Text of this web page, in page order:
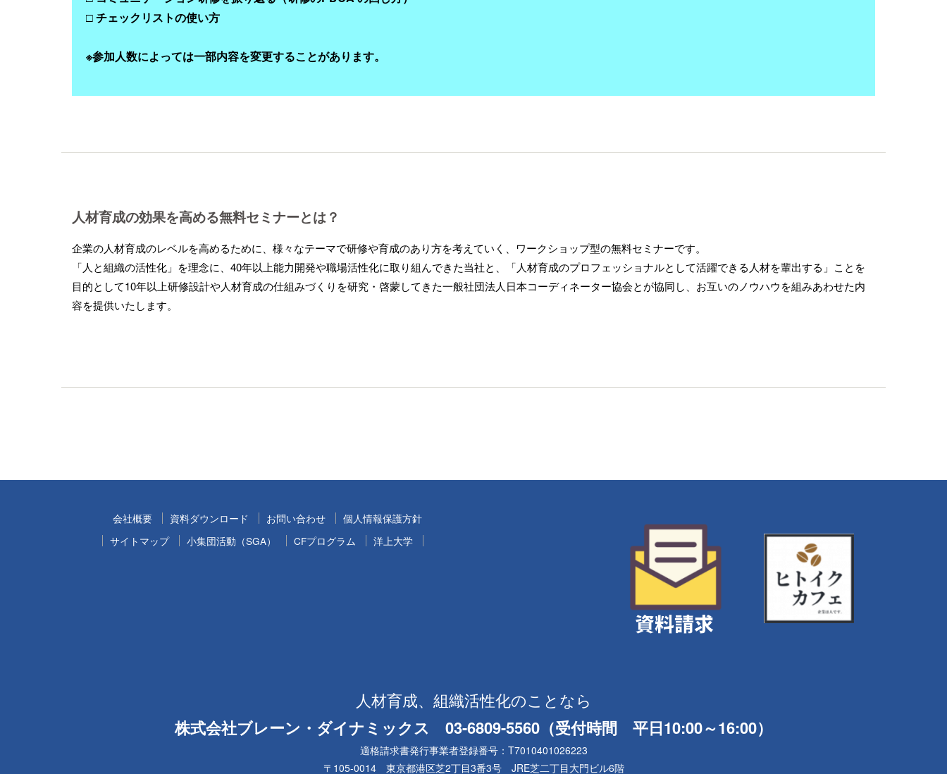
□ チェックリストの使い方
※参加人数によっては一部内容を変更することがあります。
人材育成の効果を高める無料セミナーとは？
企業の人材育成のレベルを高めるために、様々なテーマで研修や育成のあり方を考えていく、ワークショップ型の無料セミナーです。
「人と組織の活性化」を理念に、40年以上能力開発や職場活性化に取り組んできた当社と、「人材育成のプロフェッショナルとして活躍できる人材を輩出する」ことを
目的として10年以上研修設計や人材育成の仕組みづくりを研究・啓蒙してきた一般社団法人日本コーディネーター協会とが協同し、お互いのノウハウを組みあわせた内
容を提供いたします。
会社概要 資料ダウンロード お問い合わせ
個人情報保護方針
サイトマップ
小集団活動（SGA） CFプログラム 洋上大学
人材育成、組織活性化のことなら
株式会社ブレーン・ダイナミックス 03-6809-5560（受付時間 平日10:00～16:00）
適格請求書発行事業者登録番号：T7010401026223
〒105-0014 東京都港区芝2丁目3番3号 JRE芝二丁目大門ビル6階